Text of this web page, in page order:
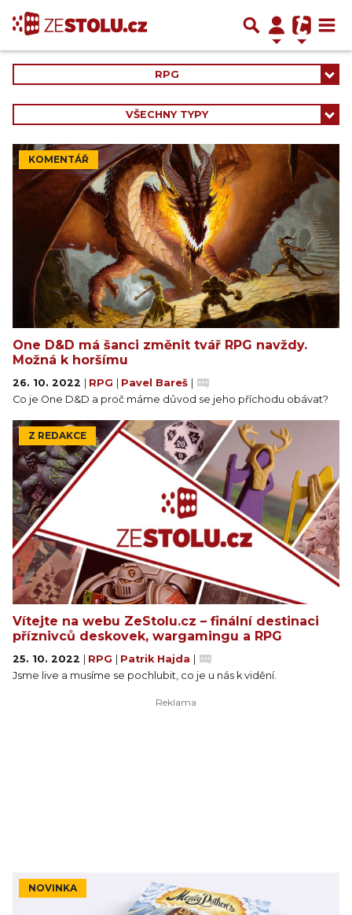
RPG
VŠECHNY TYPY
KOMENTÁŘ
One D&D má šanci změnit tvář RPG navždy.
Možná k horšímu
26. 10. 2022 | RPG | Pavel Bareš |
Co je One D&D a proč máme důvod se jeho příchodu obávat?
Z REDAKCE
Vítejte na webu ZeStolu.cz – finální destinaci
příznivců deskovek, wargamingu a RPG
25. 10. 2022 | RPG | Patrik Hajda |
Jsme live a musíme se pochlubit, co je u nás k vidění.
NOVINKA